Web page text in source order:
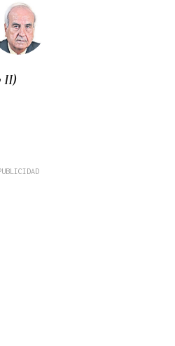
II)